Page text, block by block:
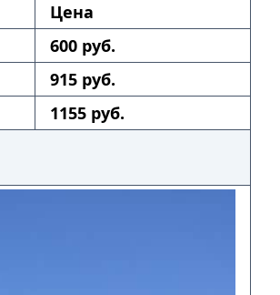
Цена
600 руб.
915 руб.
1155 руб.